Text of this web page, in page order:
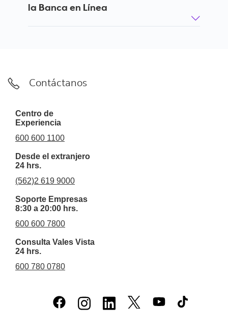
la Banca en Línea
Contáctanos
Centro de
Experiencia
600 600 1100
Desde el extranjero
24 hrs.
(562)2 619 9000
Soporte Empresas
8:30 a 20:00 hrs.
600 600 7800
Consulta Vales Vista
24 hrs.
600 780 0780